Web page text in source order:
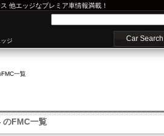
他エッジなプレミア車情報満載！
ジ Car Search
FMC一覧
のFMC一覧